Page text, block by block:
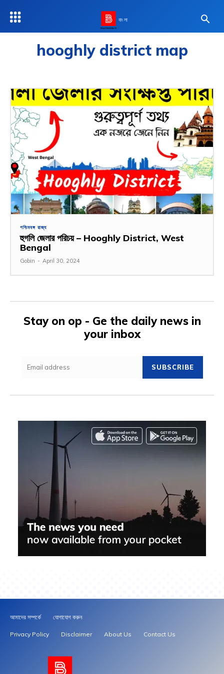
বাংলা
hooghly district map
পশ্চিমবঙ্গ রাজ্য
হুগলি জেলার পরিচয় – Hooghly District, West
Bengal
Gobin - April 30, 2024
Stay on op - Ge the daily news in
your inbox
SUBSCRIBE
আমাদের সম্পর্কে যোগাযোগ করুন
Privacy Policy Disclaimer About Us Contact Us